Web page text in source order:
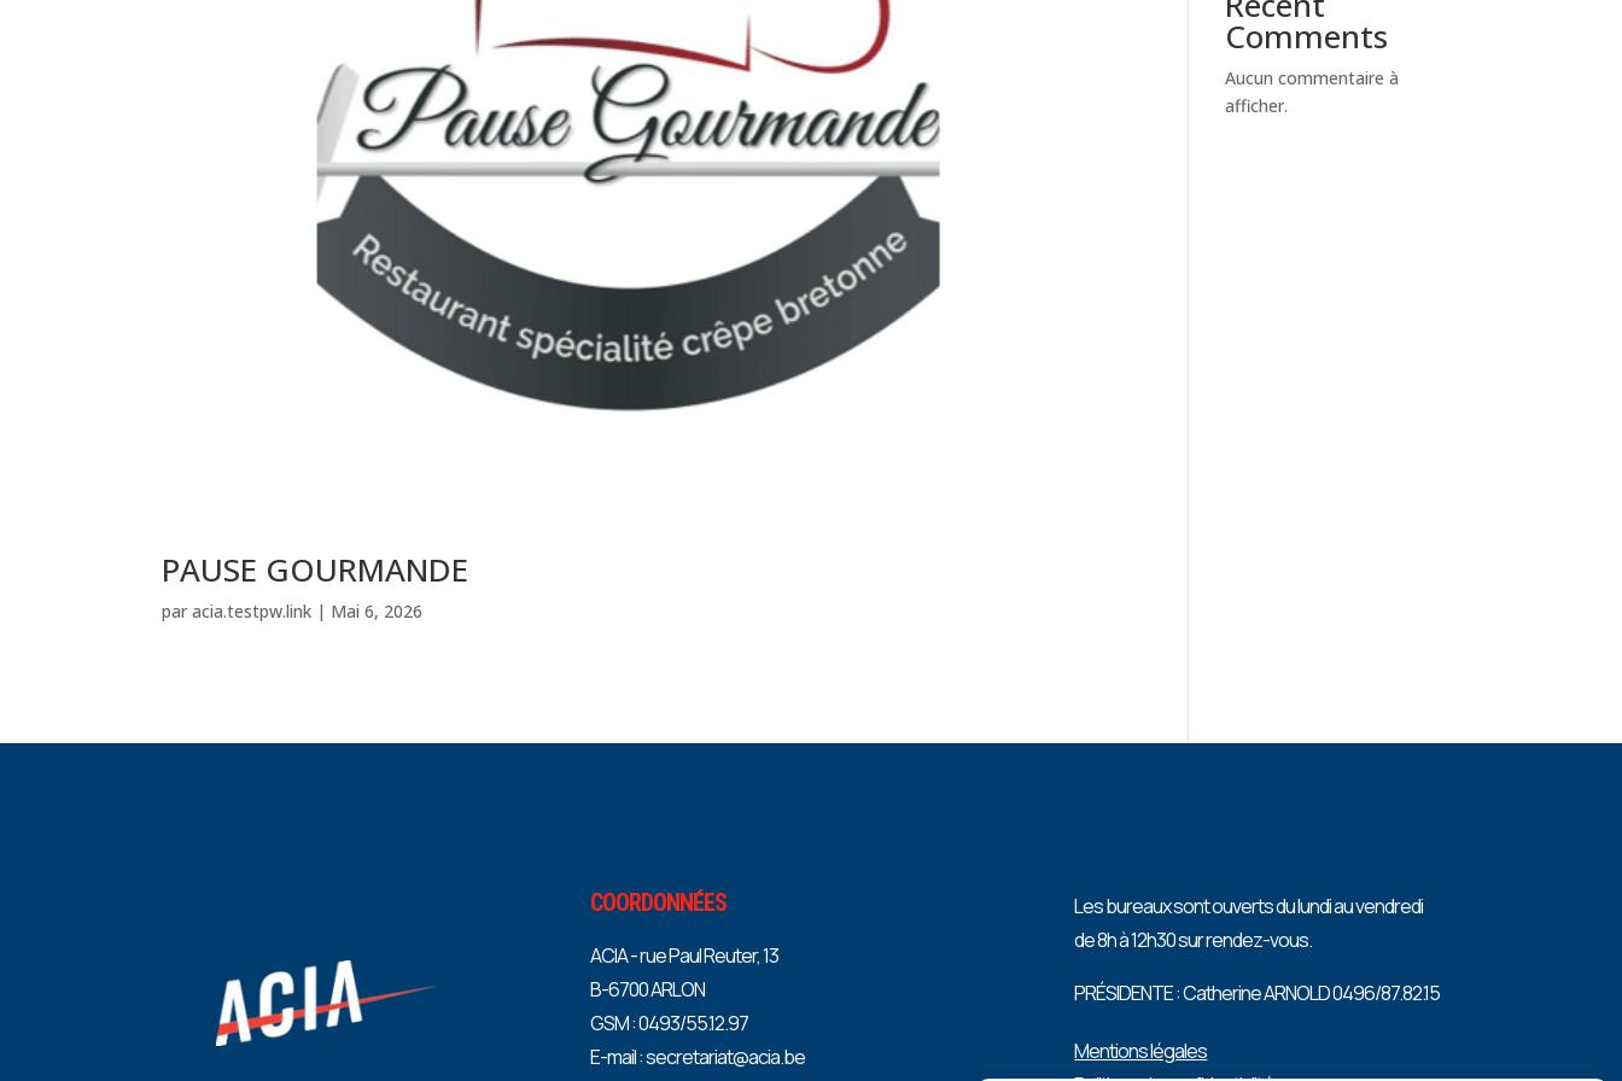
PAUSE GOURMANDE
paracia.testpw.link | Mai 6, 2026
Comments
Aucun commentaire à
afficher.
COORDONNÉES
ACIA - rue Paul Reuter, 13
B-6700 ARLON
GSM : 0493/55.12.97
E-mail : secretariat@acia.be
Les bureaux sont ouverts du lundi au vendredi
de 8h à 12h30 sur rendez-vous.
PRÉSIDENTE : Catherine ARNOLD 0496/87.82.15
Mentions légales